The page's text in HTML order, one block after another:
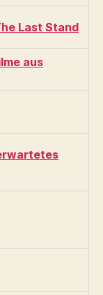
Last Stand
aus